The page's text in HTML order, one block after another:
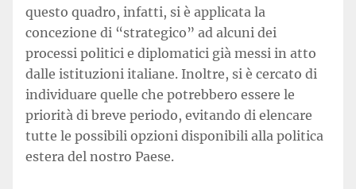
questo quadro, infatti, si è applicata la
concezione di “strategico” ad alcuni dei
processi politici e diplomatici già messi in atto
dalle istituzioni italiane. Inoltre, si è cercato di
individuare quelle che potrebbero essere le
priorità di breve periodo, evitando di elencare
tutte le possibili opzioni disponibili alla politica
estera del nostro Paese.